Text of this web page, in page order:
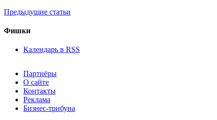
Предыдущие статьи
Фишки
Календарь в RSS
Партнёры
О сайте
Контакты
Реклама
Бизнес-трибуна